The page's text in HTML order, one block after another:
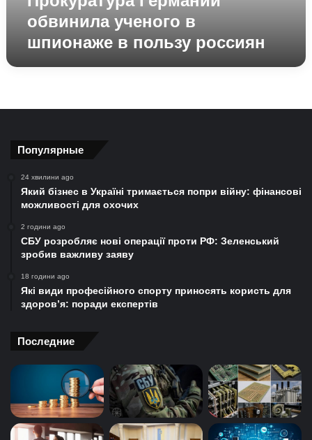
обвинила ученого в
шпионаже в пользу россиян
Популярные
24 хвилини ago
Який бізнес в Україні тримається попри війну: фінансові
можливості для охочих
2 години ago
СБУ розробляє нові операції проти РФ: Зеленський
зробив важливу заяву
18 години ago
Які види професійного спорту приносять користь для
здоров’я: поради експертів
Последние